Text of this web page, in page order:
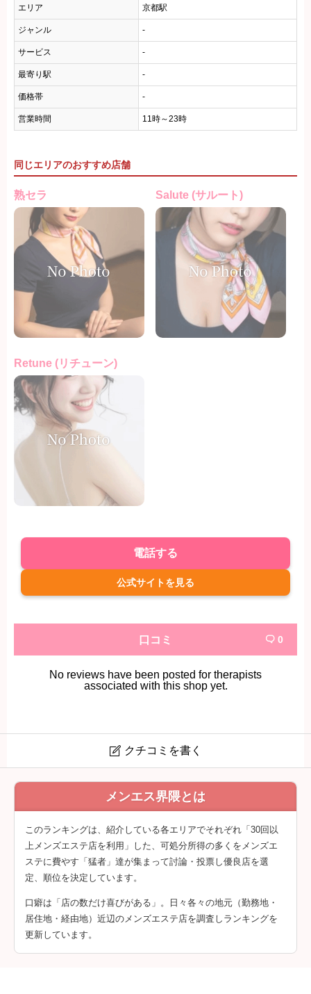
エリア 京都駅
ジャンル -
サービス -
最寄り駅 -
価格帯 -
営業時間 11時～23時
同じエリアのおすすめ店舗
熟セラ Salute (サルート)
Retune (リチューン)
電話する
公式サイトを見る
口コミ  0
No reviews have been posted for therapists
associated with this shop yet.
 クチコミを書く
Liburan (リブラン) 京都
メンエス界隈とは
このランキングは、紹介している各エリアでそれぞれ「30回以
上メンズエステ店を利用」した、可処分所得の多くをメンズエ
ステに費やす「猛者」達が集まって討論・投票し優良店を選
定、順位を決定しています。
口癖は「店の数だけ喜びがある」。日々各々の地元（勤務地・
居住地・経由地）近辺のメンズエステ店を調査しランキングを
更新しています。